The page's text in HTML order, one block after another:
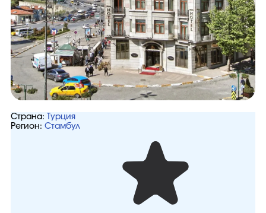
Страна:
Турция
Регион: Стамбул